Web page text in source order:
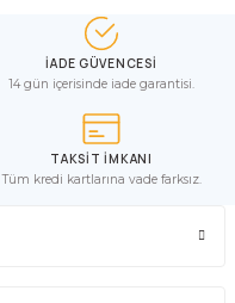
İADE GÜVENCESİ
14 gün içerisinde iade garantisi.
TAKSİT İMKANI
Tüm kredi kartlarına vade farksız.